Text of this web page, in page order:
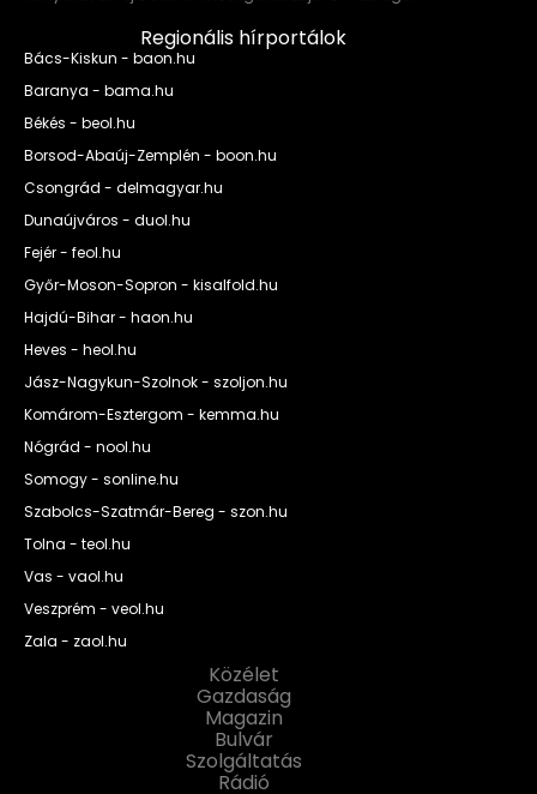
Regionális hírportálok
Bács-Kiskun - baon.hu
Baranya - bama.hu
Békés - beol.hu
Borsod-Abaúj-Zemplén - boon.hu
Csongrád - delmagyar.hu
Dunaújváros - duol.hu
Fejér - feol.hu
Győr-Moson-Sopron - kisalfold.hu
Hajdú-Bihar - haon.hu
Heves - heol.hu
Jász-Nagykun-Szolnok - szoljon.hu
Komárom-Esztergom - kemma.hu
Nógrád - nool.hu
Somogy - sonline.hu
Szabolcs-Szatmár-Bereg - szon.hu
Tolna - teol.hu
Vas - vaol.hu
Veszprém - veol.hu
Zala - zaol.hu
Közélet
Gazdaság
Magazin
Bulvár
Szolgáltatás
Rádió